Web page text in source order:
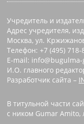
Учредитель и
Адрес учредителя,
Москва, ул.
Телефон: +7 (495) 718-
E-mail:
И.О. главного
Разработчик сайта –
В титульной части
с ником Gumar Amito,